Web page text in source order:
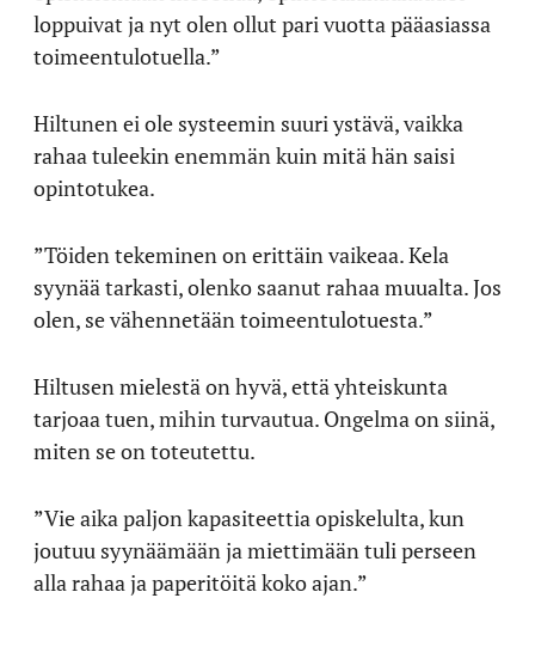
loppuivat ja nyt olen ollut pari vuotta pääasiassa
toimeentulotuella.”
Hiltunen ei ole systeemin suuri ystävä, vaikka
rahaa tuleekin enemmän kuin mitä hän saisi
opintotukea.
”Töiden tekeminen on erittäin vaikeaa. Kela
syynää tarkasti, olenko saanut rahaa muualta. Jos
olen, se vähennetään toimeentulotuesta.”
Hiltusen mielestä on hyvä, että yhteiskunta
tarjoaa tuen, mihin turvautua. Ongelma on siinä,
miten se on toteutettu.
”Vie aika paljon kapasiteettia opiskelulta, kun
joutuu syynäämään ja miettimään tuli perseen
alla rahaa ja paperitöitä koko ajan.”